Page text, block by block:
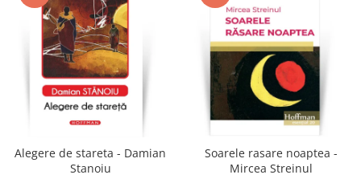
Alegere de stareta - Damian
Stanoiu
Soarele rasare noaptea -
Mircea Streinul